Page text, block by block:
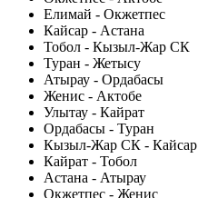
Елимай - Окжетпес
Кайсар - Астана
Тобол - Кызыл-Жар СК
Туран - Жетысу
Атырау - Ордабасы
Женис - Актобе
Улытау - Кайрат
Ордабасы - Туран
Кызыл-Жар СК - Кайсар
Кайрат - Тобол
Астана - Атырау
Окжетпес - Женис